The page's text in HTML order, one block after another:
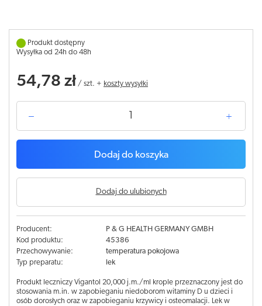
Produkt dostępny
Wysyłka od 24h do 48h
54,78 zł / szt. + koszty wysyłki
Dodaj do koszyka
Dodaj do ulubionych
Producent:
P & G HEALTH GERMANY GMBH
Kod produktu:
45386
Przechowywanie:
temperatura pokojowa
Typ preparatu:
lek
Produkt leczniczy Vigantol 20,000 j.m./ml krople przeznaczony jest do
stosowania m.in. w zapobieganiu niedoborom witaminy D u dzieci i
osób dorosłych oraz w zapobieganiu krzywicy i osteomalacji. Lek w